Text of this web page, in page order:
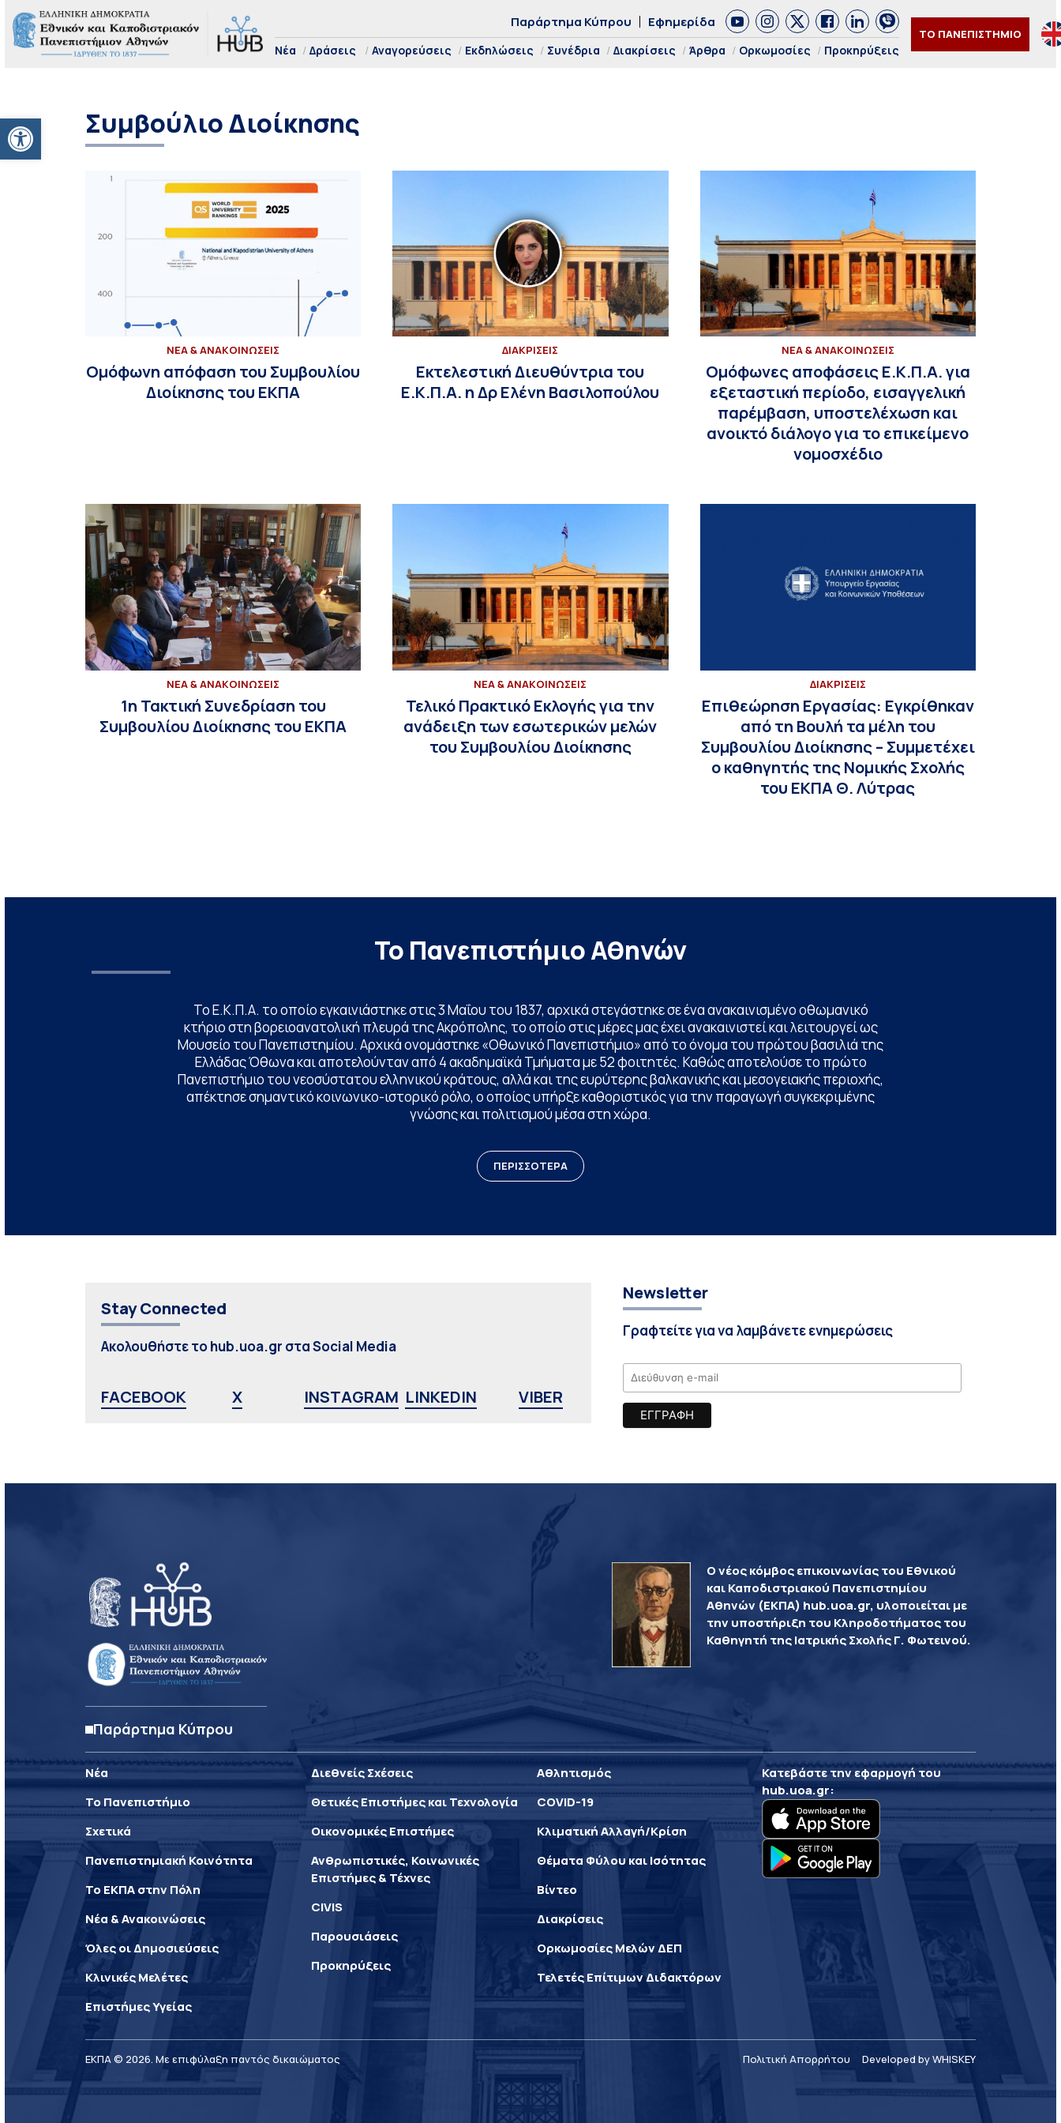
Ανοίξτε τη γραμμή εργαλείων
Παράρτημα Κύπρου Εφημερίδα
Νέα Δράσεις Αναγορεύσεις Εκδηλώσεις Συνέδρια Διακρίσεις Άρθρα Ορκωμοσίες Προκηρύξεις
ΤΟ ΠΑΝΕΠΙΣΤΗΜΙΟ
Συμβούλιο Διοίκησης
ΝΕΑ & ΑΝΑΚΟΙΝΩΣΕΙΣ
Ομόφωνη απόφαση του Συμβουλίου
Διοίκησης του ΕΚΠΑ
ΔΙΑΚΡΙΣΕΙΣ
Εκτελεστική Διευθύντρια του
Ε.Κ.Π.Α. η Δρ Ελένη Βασιλοπούλου
ΝΕΑ & ΑΝΑΚΟΙΝΩΣΕΙΣ
Ομόφωνες αποφάσεις Ε.Κ.Π.Α. για
εξεταστική περίοδο, εισαγγελική
παρέμβαση, υποστελέχωση και
ανοικτό διάλογο για το επικείμενο
νομοσχέδιο
ΝΕΑ & ΑΝΑΚΟΙΝΩΣΕΙΣ
1η Τακτική Συνεδρίαση του
Συμβουλίου Διοίκησης του ΕΚΠΑ
ΝΕΑ & ΑΝΑΚΟΙΝΩΣΕΙΣ
Τελικό Πρακτικό Εκλογής για την
ανάδειξη των εσωτερικών μελών
του Συμβουλίου Διοίκησης
ΔΙΑΚΡΙΣΕΙΣ
Επιθεώρηση Εργασίας: Εγκρίθηκαν
από τη Βουλή τα μέλη του
Συμβουλίου Διοίκησης – Συμμετέχει
ο καθηγητής της Νομικής Σχολής
του ΕΚΠΑ Θ. Λύτρας
Το Πανεπιστήμιο Αθηνών
Το Ε.Κ.Π.Α. το οποίο εγκαινιάστηκε στις 3 Μαΐου του 1837, αρχικά στεγάστηκε σε ένα ανακαινισμένο οθωμανικό
κτήριο στη βορειοανατολική πλευρά της Ακρόπολης, το οποίο στις μέρες μας έχει ανακαινιστεί και λειτουργεί ως
Μουσείο του Πανεπιστημίου. Αρχικά ονομάστηκε «Οθωνικό Πανεπιστήμιο» από το όνομα του πρώτου βασιλιά της
Ελλάδας Όθωνα και αποτελούνταν από 4 ακαδημαϊκά Τμήματα με 52 φοιτητές. Καθώς αποτελούσε το πρώτο
Πανεπιστήμιο του νεοσύστατου ελληνικού κράτους, αλλά και της ευρύτερης βαλκανικής και μεσογειακής περιοχής,
απέκτησε σημαντικό κοινωνικο-ιστορικό ρόλο, ο οποίος υπήρξε καθοριστικός για την παραγωγή συγκεκριμένης
γνώσης και πολιτισμού μέσα στη χώρα.
ΠΕΡΙΣΣΟΤΕΡΑ
Stay Connected
Ακολουθήστε το hub.uoa.gr στα Social Media
FACEBOOK X INSTAGRAM LINKEDIN VIBER
Newsletter
Γραφτείτε για να λαμβάνετε ενημερώσεις
Παράρτημα Κύπρου
Ο νέος κόμβος επικοινωνίας του Εθνικού
και Καποδιστριακού Πανεπιστημίου
Αθηνών (ΕΚΠΑ) hub.uoa.gr, υλοποιείται με
την υποστήριξη του Κληροδοτήματος του
Καθηγητή της Ιατρικής Σχολής Γ. Φωτεινού.
Νέα
Το Πανεπιστήμιο
Σχετικά
Πανεπιστημιακή Κοινότητα
Το ΕΚΠΑ στην Πόλη
Νέα & Ανακοινώσεις
Όλες οι Δημοσιεύσεις
Κλινικές Μελέτες
Επιστήμες Υγείας
Διεθνείς Σχέσεις
Θετικές Επιστήμες και Τεχνολογία
Οικονομικές Επιστήμες
Ανθρωπιστικές, Κοινωνικές
Επιστήμες & Τέχνες
CIVIS
Παρουσιάσεις
Προκηρύξεις
Αθλητισμός
COVID-19
Κλιματική Αλλαγή/Κρίση
Θέματα Φύλου και Ισότητας
Βίντεο
Διακρίσεις
Ορκωμοσίες Μελών ΔΕΠ
Τελετές Επίτιμων Διδακτόρων
Κατεβάστε την εφαρμογή του
hub.uoa.gr:
ΕΚΠΑ © 2026. Με επιφύλαξη παντός δικαιώματος Πολιτική Απορρήτου Developed by WHISKEY